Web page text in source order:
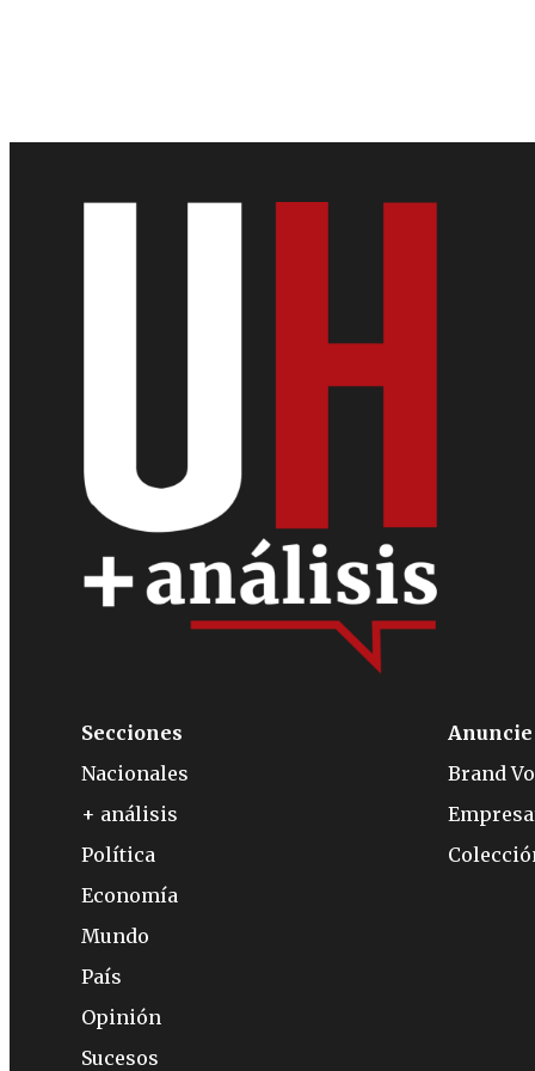
Secciones
Nacionales
+ análisis
Política
Economía
Mundo
País
Opinión
Sucesos
Brand